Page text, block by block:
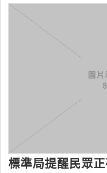
標準局提醒民眾